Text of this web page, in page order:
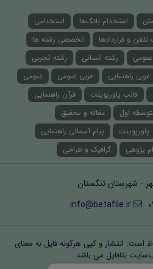
استخدام بانک‌ها
استخدامی
تلفن و قراردادها
تخصصی رشته ها
رشته انسانی
رشته تجربی
عربی راهنمایی عربی عمومی
عمومی
قالب پاورپوینت
قرآن راهنمایی
اول
مقاله و تحقیق
پاورپوینت
پیام آسمانی راهنمایی
پژوهی گرافیک و طراحی
- شهرستان تنگستان
info@betafile.ir
انتشار و کپی هرگونه فایل‌ به معنای
بتافایل می باشد.